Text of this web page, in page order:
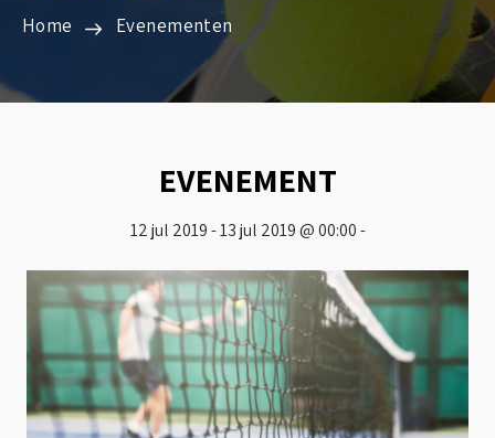
Home Evenementen
EVENEMENT
12 jul 2019 - 13 jul 2019 @ 00:00 -